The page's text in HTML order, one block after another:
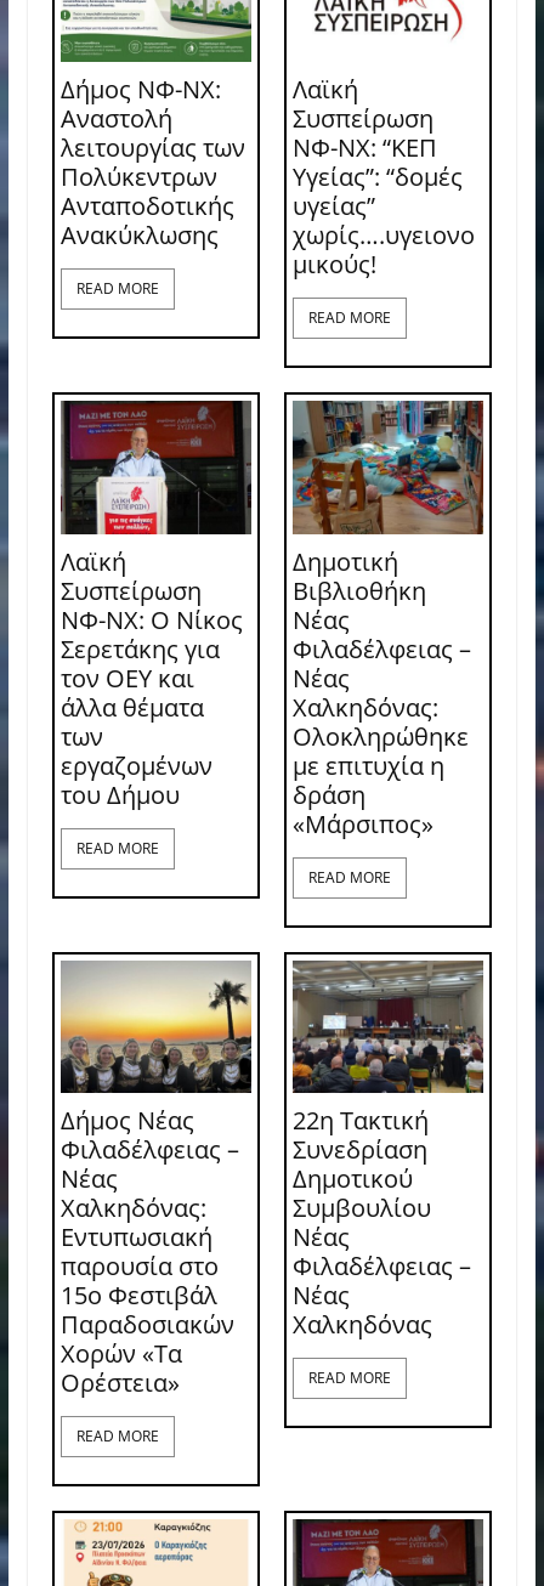
Δήμος ΝΦ-ΝΧ:
Αναστολή
λειτουργίας των
Πολύκεντρων
Ανταποδοτικής
Ανακύκλωσης
READ MORE
Λαϊκή
Συσπείρωση
ΝΦ-ΝΧ: “ΚΕΠ
Υγείας”: “δομές
υγείας”
χωρίς….υγειονο
μικούς!
READ MORE
Λαϊκή
Συσπείρωση
ΝΦ-ΝΧ: O Νίκος
Σερετάκης για
τον ΟΕΥ και
άλλα θέματα
των
εργαζομένων
του Δήμου
READ MORE
Δημοτική
Βιβλιοθήκη
Νέας
Φιλαδέλφειας –
Νέας
Χαλκηδόνας:
Ολοκληρώθηκε
με επιτυχία η
δράση
«Μάρσιπος»
READ MORE
Δήμος Νέας
Φιλαδέλφειας –
Νέας
Χαλκηδόνας:
Εντυπωσιακή
παρουσία στο
15ο Φεστιβάλ
Παραδοσιακών
Χορών «Τα
Ορέστεια»
READ MORE
22η Τακτική
Συνεδρίαση
Δημοτικού
Συμβουλίου
Νέας
Φιλαδέλφειας –
Νέας
Χαλκηδόνας
READ MORE